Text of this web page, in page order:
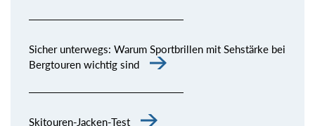
Sicher unterwegs: Warum Sportbrillen mit Sehstärke bei
Bergtouren wichtig sind
Skitouren-Jacken-Test